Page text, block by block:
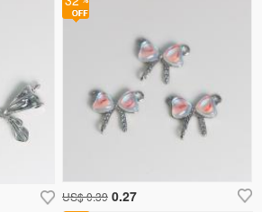
US$ 0.39 0.27